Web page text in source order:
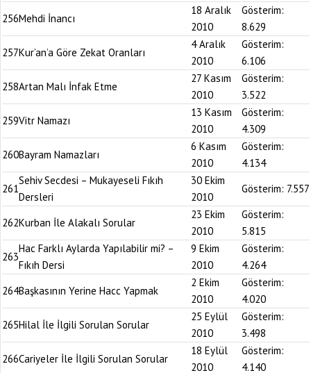
256Mehdi İnancı
18 Aralık
2010
Gösterim:
8.629
257Kur’an’a Göre Zekat Oranları
4 Aralık
2010
Gösterim:
6.106
258Artan Malı İnfak Etme
27 Kasım
2010
Gösterim:
3.522
259Vitr Namazı
13 Kasım
2010
Gösterim:
4.309
260Bayram Namazları
6 Kasım
2010
Gösterim:
4.134
261
Sehiv Secdesi – Mukayeseli Fıkıh
Dersleri
30 Ekim
2010
Gösterim: 7.557
262Kurban İle Alakalı Sorular
23 Ekim
2010
Gösterim:
5.815
263
Hac Farklı Aylarda Yapılabilir mi? –
Fıkıh Dersi
9 Ekim
2010
Gösterim:
4.264
264Başkasının Yerine Hacc Yapmak
2 Ekim
2010
Gösterim:
4.020
265Hilal İle İlgili Sorulan Sorular
25 Eylül
2010
Gösterim:
3.498
266Cariyeler İle İlgili Sorulan Sorular
18 Eylül
2010
Gösterim:
4.140